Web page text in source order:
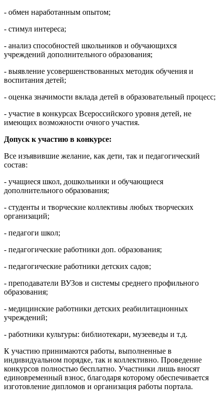
- обмен наработанным опытом;
- стимул интереса;
- анализ способностей школьников и обучающихся
учреждений дополнительного образования;
- выявление усовершенствованных методик обучения и
воспитания детей;
- оценка значимости вклада детей в образовательный процесс;
- участие в конкурсах Всероссийского уровня детей, не
имеющих возможности очного участия.
Допуск к участию в конкурсе:
Все изъявившие желание, как дети, так и педагогический
состав:
- учащиеся школ, дошкольники и обучающиеся
дополнительного образования;
- студенты и творческие коллективы любых творческих
организаций;
- педагоги школ;
- педагогические работники доп. образования;
- педагогические работники детских садов;
- преподаватели ВУЗов и системы среднего профильного
образования;
- медицинские работники детских реабилитационных
учреждений;
- работники культуры: библиотекари, музееведы и т.д.
К участию принимаются работы, выполненные в
индивидуальном порядке, так и коллективно. Проведение
конкурсов полностью бесплатно. Участники лишь вносят
единовременный взнос, благодаря которому обеспечивается
изготовление дипломов и организация работы портала.